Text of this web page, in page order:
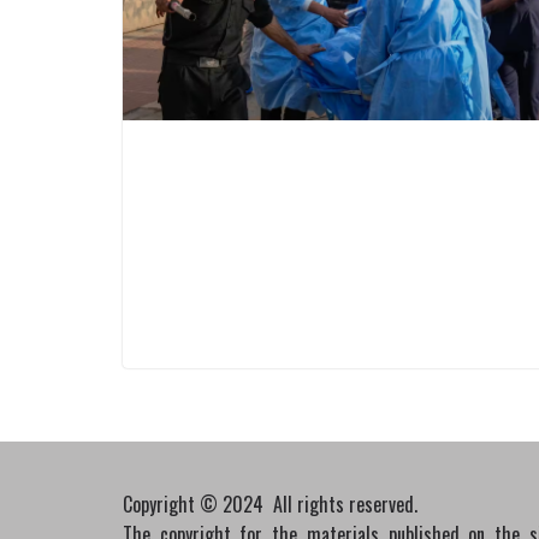
Copyright © 2024 All rights reserved.